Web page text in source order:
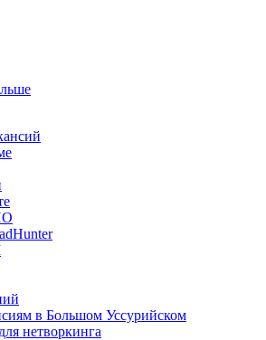
в Большом Уссурийском
нетворкинга